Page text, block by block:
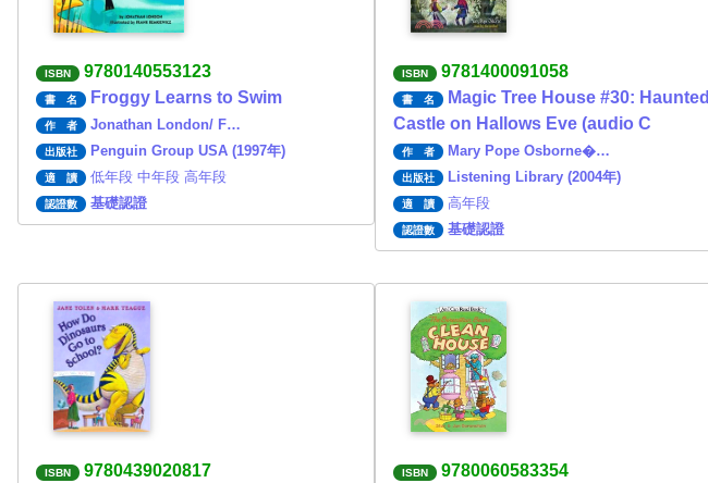
ISBN 9780140553123
書 名 Froggy Learns to Swim
作 者 Jonathan London/ F…
出版社 Penguin Group USA (1997年)
適 讀 低年段 中年段 高年段
認證數 基礎認證
ISBN 9781400091058
書 名
Magic Tree House #30: Haunted
Castle on Hallows Eve (audio C
作 者 Mary Pope Osborne�…
出版社 Listening Library (2004年)
適 讀 高年段
認證數 基礎認證
ISBN 9780439020817 ISBN 9780060583354